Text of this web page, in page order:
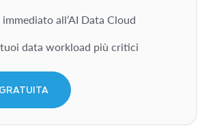
immediato all’AI Data Cloud
data workload più critici